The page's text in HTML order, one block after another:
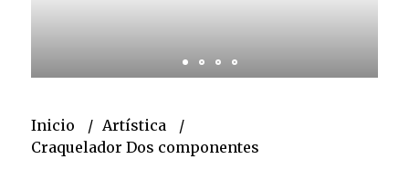
Inicio
Artística
Craquelador Dos componentes